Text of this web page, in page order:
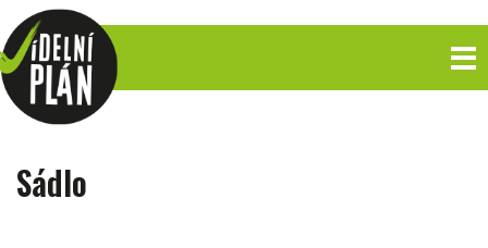
Sádlo